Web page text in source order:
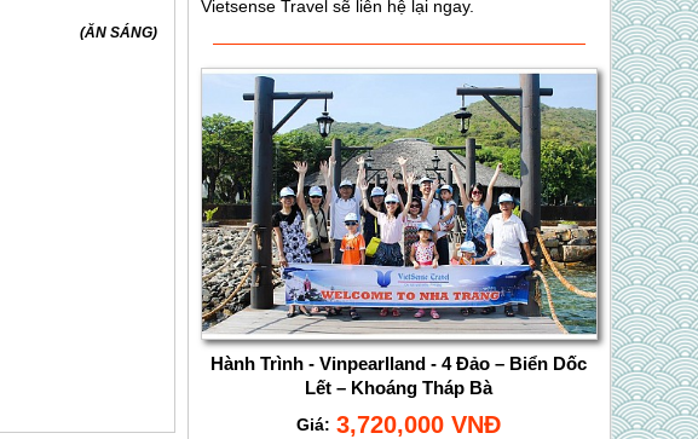
Hành Trình - Vinpearlland - 4 Đảo – Biển Dốc
Lết – Khoáng Tháp Bà
Giá: 3,720,000 VNĐ
(ĂN SÁNG)